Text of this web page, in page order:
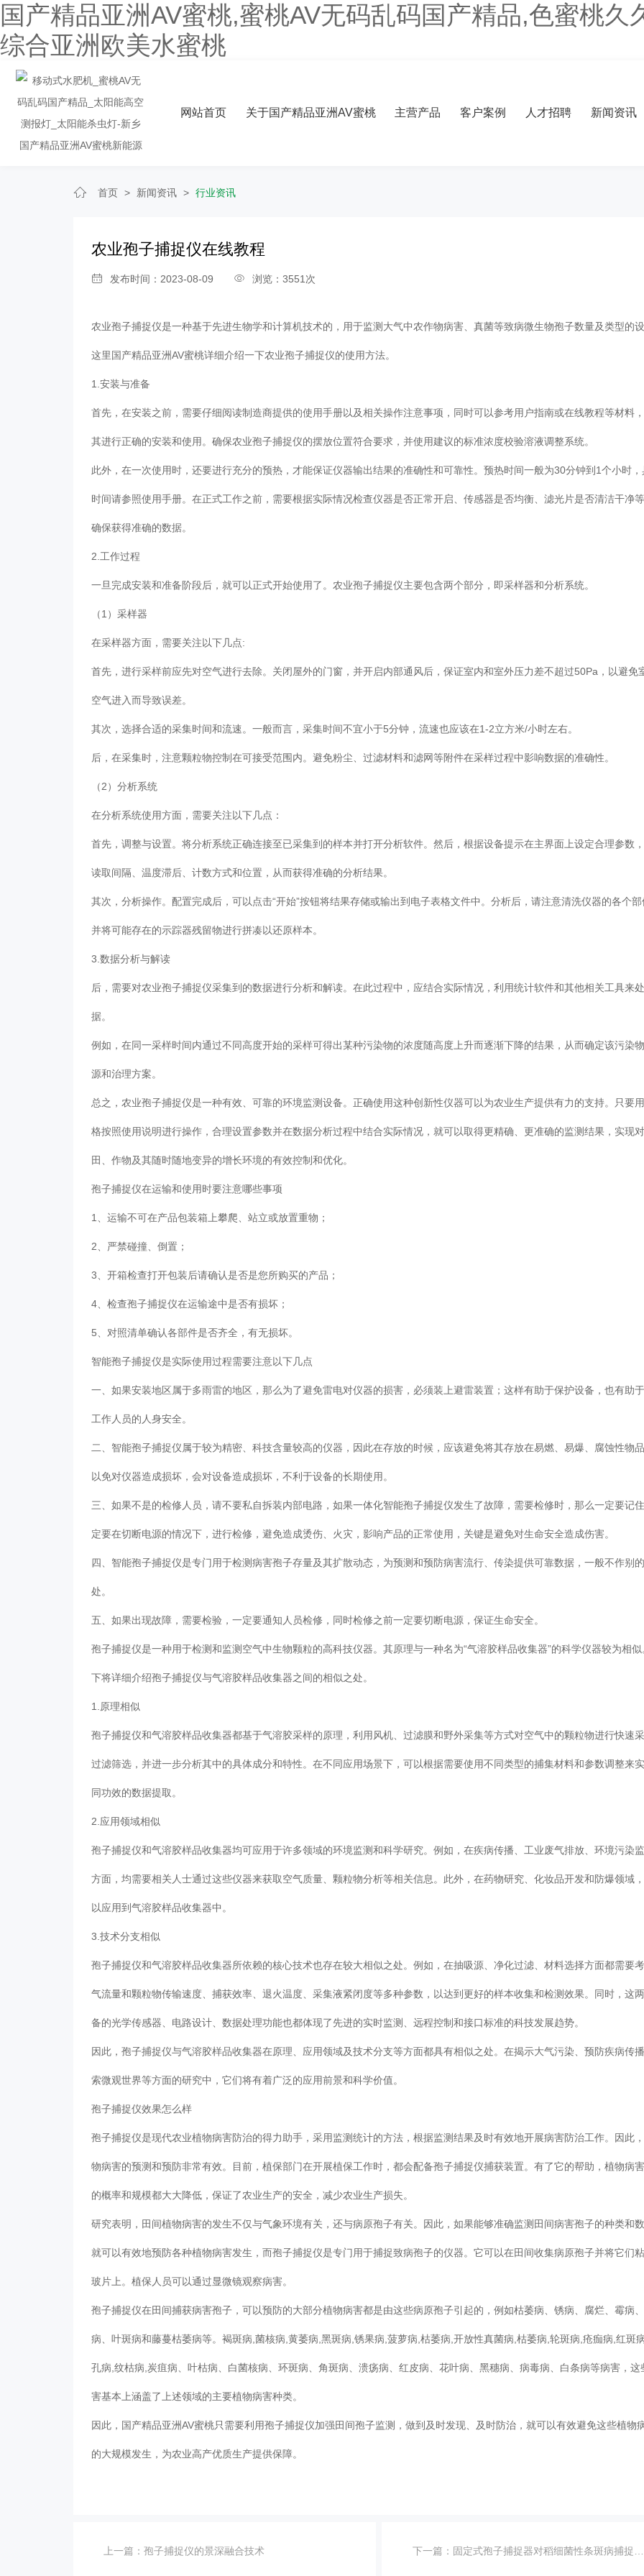
国产精品亚洲AV蜜桃,蜜桃AV无码乱码国产精品,色蜜桃久
综合亚洲欧美水蜜桃
网站首页 关于国产精品亚洲AV蜜桃 主营产品 客户案例 人才招聘 新闻资讯
首页 > 新闻资讯 > 行业资讯
农业孢子捕捉仪在线教程
发布时间：2023-08-09 浏览：3551次
农业孢子捕捉仪是一种基于先进生物学和计算机技术的，用于监测大气中农作物病害、真菌等致病微生物孢子数量及类型的设
这里国产精品亚洲AV蜜桃详细介绍一下农业孢子捕捉仪的使用方法。
1.安装与准备
首先，在安装之前，需要仔细阅读制造商提供的使用手册以及相关操作注意事项，同时可以参考用户指南或在线教程等材料
其进行正确的安装和使用。确保农业孢子捕捉仪的摆放位置符合要求，并使用建议的标准浓度校验溶液调整系统。
此外，在一次使用时，还要进行充分的预热，才能保证仪器输出结果的准确性和可靠性。预热时间一般为30分钟到1个小时，
时间请参照使用手册。在正式工作之前，需要根据实际情况检查仪器是否正常开启、传感器是否均衡、滤光片是否清洁干净
确保获得准确的数据。
2.工作过程
一旦完成安装和准备阶段后，就可以正式开始使用了。农业孢子捕捉仪主要包含两个部分，即采样器和分析系统。
（1）采样器
在采样器方面，需要关注以下几点:
首先，进行采样前应先对空气进行去除。关闭屋外的门窗，并开启内部通风后，保证室内和室外压力差不超过50Pa，以避免
空气进入而导致误差。
其次，选择合适的采集时间和流速。一般而言，采集时间不宜小于5分钟，流速也应该在1-2立方米/小时左右。
后，在采集时，注意颗粒物控制在可接受范围内。避免粉尘、过滤材料和滤网等附件在采样过程中影响数据的准确性。
（2）分析系统
在分析系统使用方面，需要关注以下几点：
首先，调整与设置。将分析系统正确连接至已采集到的样本并打开分析软件。然后，根据设备提示在主界面上设定合理参数
读取间隔、温度滞后、计数方式和位置，从而获得准确的分析结果。
其次，分析操作。配置完成后，可以点击“开始”按钮将结果存储或输出到电子表格文件中。分析后，请注意清洗仪器的各个部
并将可能存在的示踪器残留物进行拼凑以还原样本。
3.数据分析与解读
后，需要对农业孢子捕捉仪采集到的数据进行分析和解读。在此过程中，应结合实际情况，利用统计软件和其他相关工具来
据。
例如，在同一采样时间内通过不同高度开始的采样可得出某种污染物的浓度随高度上升而逐渐下降的结果，从而确定该污染
源和治理方案。
总之，农业孢子捕捉仪是一种有效、可靠的环境监测设备。正确使用这种创新性仪器可以为农业生产提供有力的支持。只要
格按照使用说明进行操作，合理设置参数并在数据分析过程中结合实际情况，就可以取得更精确、更准确的监测结果，实现
田、作物及其随时随地变异的增长环境的有效控制和优化。
孢子捕捉仪在运输和使用时要注意哪些事项
1、运输不可在产品包装箱上攀爬、站立或放置重物；
2、严禁碰撞、倒置；
3、开箱检查打开包装后请确认是否是您所购买的产品；
4、检查孢子捕捉仪在运输途中是否有损坏；
5、对照清单确认各部件是否齐全，有无损坏。
智能孢子捕捉仪是实际使用过程需要注意以下几点
一、如果安装地区属于多雨雷的地区，那么为了避免雷电对仪器的损害，必须装上避雷装置；这样有助于保护设备，也有助
工作人员的人身安全。
二、智能孢子捕捉仪属于较为精密、科技含量较高的仪器，因此在存放的时候，应该避免将其存放在易燃、易爆、腐蚀性物品
以免对仪器造成损坏，会对设备造成损坏，不利于设备的长期使用。
三、如果不是的检修人员，请不要私自拆装内部电路，如果一体化智能孢子捕捉仪发生了故障，需要检修时，那么一定要记
定要在切断电源的情况下，进行检修，避免造成烫伤、火灾，影响产品的正常使用，关键是避免对生命安全造成伤害。
四、智能孢子捕捉仪是专门用于检测病害孢子存量及其扩散动态，为预测和预防病害流行、传染提供可靠数据，一般不作别
处。
五、如果出现故障，需要检验，一定要通知人员检修，同时检修之前一定要切断电源，保证生命安全。
孢子捕捉仪是一种用于检测和监测空气中生物颗粒的高科技仪器。其原理与一种名为“气溶胶样品收集器”的科学仪器较为相似
下将详细介绍孢子捕捉仪与气溶胶样品收集器之间的相似之处。
1.原理相似
孢子捕捉仪和气溶胶样品收集器都基于气溶胶采样的原理，利用风机、过滤膜和野外采集等方式对空气中的颗粒物进行快速
过滤筛选，并进一步分析其中的具体成分和特性。在不同应用场景下，可以根据需要使用不同类型的捕集材料和参数调整来
同功效的数据提取。
2.应用领域相似
孢子捕捉仪和气溶胶样品收集器均可应用于许多领域的环境监测和科学研究。例如，在疾病传播、工业废气排放、环境污染
方面，均需要相关人士通过这些仪器来获取空气质量、颗粒物分析等相关信息。此外，在药物研究、化妆品开发和防爆领域
以应用到气溶胶样品收集器中。
3.技术分支相似
孢子捕捉仪和气溶胶样品收集器所依赖的核心技术也存在较大相似之处。例如，在抽吸源、净化过滤、材料选择方面都需要
气流量和颗粒物传输速度、捕获效率、退火温度、采集液紧闭度等多种参数，以达到更好的样本收集和检测效果。同时，这
备的光学传感器、电路设计、数据处理功能也都体现了先进的实时监测、远程控制和接口标准的科技发展趋势。
因此，孢子捕捉仪与气溶胶样品收集器在原理、应用领域及技术分支等方面都具有相似之处。在揭示大气污染、预防疾病传
索微观世界等方面的研究中，它们将有着广泛的应用前景和科学价值。
孢子捕捉仪效果怎么样
孢子捕捉仪是现代农业植物病害防治的得力助手，采用监测统计的方法，根据监测结果及时有效地开展病害防治工作。因此
物病害的预测和预防非常有效。目前，植保部门在开展植保工作时，都会配备孢子捕捉仪捕获装置。有了它的帮助，植物病
的概率和规模都大大降低，保证了农业生产的安全，减少农业生产损失。
研究表明，田间植物病害的发生不仅与气象环境有关，还与病原孢子有关。因此，如果能够准确监测田间病害孢子的种类和数
就可以有效地预防各种植物病害发生，而孢子捕捉仪是专门用于捕捉致病孢子的仪器。它可以在田间收集病原孢子并将它们
玻片上。植保人员可以通过显微镜观察病害。
孢子捕捉仪在田间捕获病害孢子，可以预防的大部分植物病害都是由这些病原孢子引起的，例如枯萎病、锈病、腐烂、霉病
病、叶斑病和藤蔓枯萎病等。褐斑病,菌核病,黄萎病,黑斑病,锈果病,菠萝病,枯萎病,开放性真菌病,枯萎病,轮斑病,疮痂病,红斑
孔病,纹枯病,炭疽病、叶枯病、白菌核病、环斑病、角斑病、溃疡病、红皮病、花叶病、黑穗病、病毒病、白条病等病害，这
害基本上涵盖了上述领域的主要植物病害种类。
因此，国产精品亚洲AV蜜桃只需要利用孢子捕捉仪加强田间孢子监测，做到及时发现、及时防治，就可以有效避免这些植物
的大规模发生，为农业高产优质生产提供保障。
上一篇：孢子捕捉仪的景深融合技术 下一篇： 固定式孢子捕捉器对稻细菌性条斑病捕捉优势